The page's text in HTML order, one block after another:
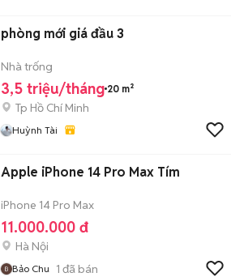
phòng mới giá đầu 3
Nhà trống
3,5 triệu/tháng 20 m²
Tp Hồ Chí Minh
Huỳnh Tài
Apple iPhone 14 Pro Max Tím
iPhone 14 Pro Max
11.000.000 đ
Hà Nội
Bảo Chu 1 đã bán